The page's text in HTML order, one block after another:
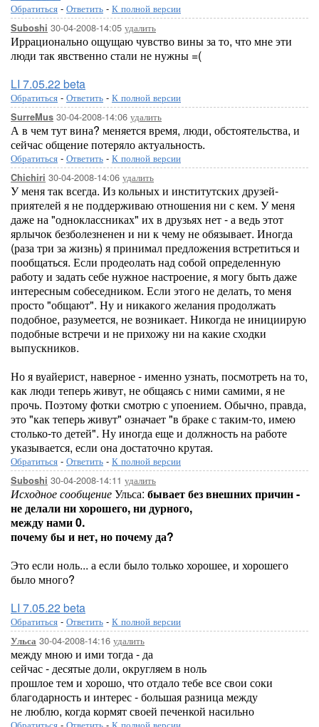
Обратиться - Ответить - К полной версии
Suboshi 30-04-2008-14:05 удалить
Иррационально ощущаю чувство вины за то, что мне эти
люди так явственно стали не нужны =(
LI 7.05.22 beta
Обратиться - Ответить - К полной версии
SurreMus 30-04-2008-14:06 удалить
А в чем тут вина? меняется время, люди, обстоятельства, и
сейчас общение потеряло актуальность.
Обратиться - Ответить - К полной версии
Chichiri 30-04-2008-14:06 удалить
У меня так всегда. Из кольных и институтских друзей-
приятелей я не поддерживаю отношения ни с кем. У меня
даже на "одноклассниках" их в друзьях нет - а ведь этот
ярлычок безболезненен и ни к чему не обязывает. Иногда
(раза три за жизнь) я принимал предложения встретиться и
пообщаться. Если продеолать над собой определенную
работу и задать себе нужное настроение, я могу быть даже
интересным собеседником. Если этого не делать, то меня
просто "общают". Ну и никакого желания продолжать
подобное, разумеется, не возникает. Никогда не инициирую
подобные встречи и не прихожу ни на какие сходки
выпускников.
Но я вуайерист, наверное - именно узнать, посмотреть на то,
как люди теперь живут, не общаясь с ними самими, я не
прочь. Поэтому фотки смотрю с упоением. Обычно, правда,
это "как теперь живут" означает "в браке с таким-то, имею
столько-то детей". Ну иногда еще и должность на работе
указывается, если она достаточно крутая.
Обратиться - Ответить - К полной версии
Suboshi 30-04-2008-14:11 удалить
Исходное сообщениеУльса: бывает без внешних причин -
не делали ни хорошего, ни дурного,
между нами 0.
почему бы и нет, но почему да?
Это если ноль... а если было только хорошее, и хорошего
было много?
LI 7.05.22 beta
Обратиться - Ответить - К полной версии
Ульса 30-04-2008-14:16 удалить
между мною и ими тогда - да
сейчас - десятые доли, округляем в ноль
прошлое тем и хорошо, что отдало тебе все свои соки
благодарность и интерес - большая разница между
не люблю, когда кормят своей печенкой насильно